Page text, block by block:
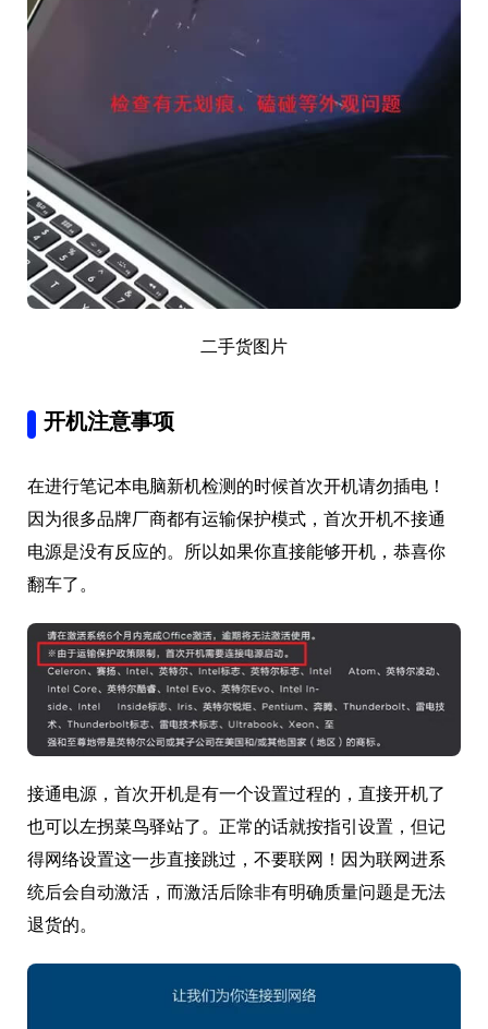
二手货图片
开机注意事项
在进行笔记本电脑新机检测的时候首次开机请勿插电！
因为很多品牌厂商都有运输保护模式，首次开机不接通
电源是没有反应的。所以如果你直接能够开机，恭喜你
翻车了。
接通电源，首次开机是有一个设置过程的，直接开机了
也可以左拐菜鸟驿站了。正常的话就按指引设置，但记
得网络设置这一步直接跳过，不要联网！因为联网进系
统后会自动激活，而激活后除非有明确质量问题是无法
退货的。